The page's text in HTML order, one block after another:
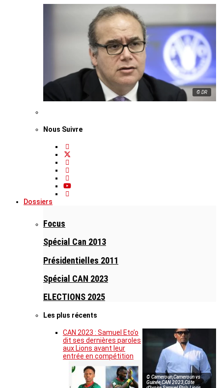
© DR
Nous Suivre
Dossiers
Focus
Spécial Can 2013
Présidentielles 2011
Spécial CAN 2023
ELECTIONS 2025
Les plus récents
© Cameroun,Cameroun vs
Guinée,CAN 2023,Côte
CAN 2023 : Samuel Eto’o
dit ses dernières paroles
aux Lions avant leur
entrée en compétition